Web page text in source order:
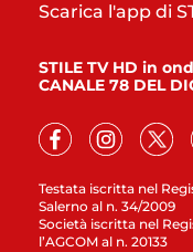
Testata iscritta nel
Salerno al n. 34/2009
Società iscritta nel
l’AGCOM al n. 20133
Scarica l'app di
STILE TV HD in
CANALE 78 DEL